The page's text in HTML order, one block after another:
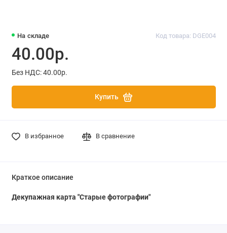
На складе Код товара: DGE004
40.00р.
Без НДС: 40.00р.
Купить
В избранное В сравнение
Краткое описание
Декупажная карта "Старые фотографии"